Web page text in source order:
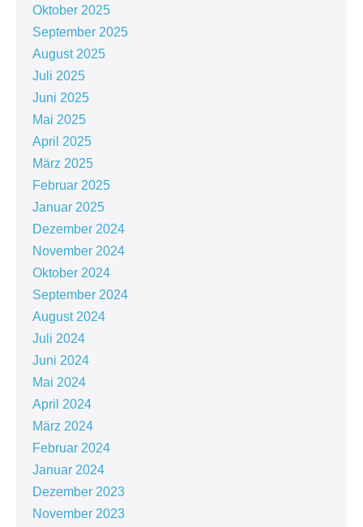
Oktober 2025
September 2025
August 2025
Juli 2025
Juni 2025
Mai 2025
April 2025
März 2025
Februar 2025
Januar 2025
Dezember 2024
November 2024
Oktober 2024
September 2024
August 2024
Juli 2024
Juni 2024
Mai 2024
April 2024
März 2024
Februar 2024
Januar 2024
Dezember 2023
November 2023